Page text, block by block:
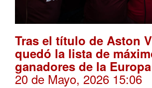
Tras el título de Aston
quedó la lista de
ganadores de la
20 de Mayo, 2026 15:06